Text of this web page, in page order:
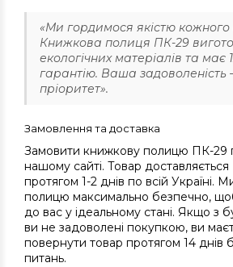
«Ми гордимося якістю кожного
Книжкова полиця ПК-29
екологічних матеріалів та має
гарантію. Ваша
пріоритет».
Замовлення та доставка
Замовити книжкову полицю ПК-29
нашому сайті. Товар
протягом 1-2 днів по всій Україні.
полицю максимально безпечно,
до вас у ідеальному стані. Якщо з
ви не задоволені покупкою, ви
повернути товар протягом 14 днів
питань.